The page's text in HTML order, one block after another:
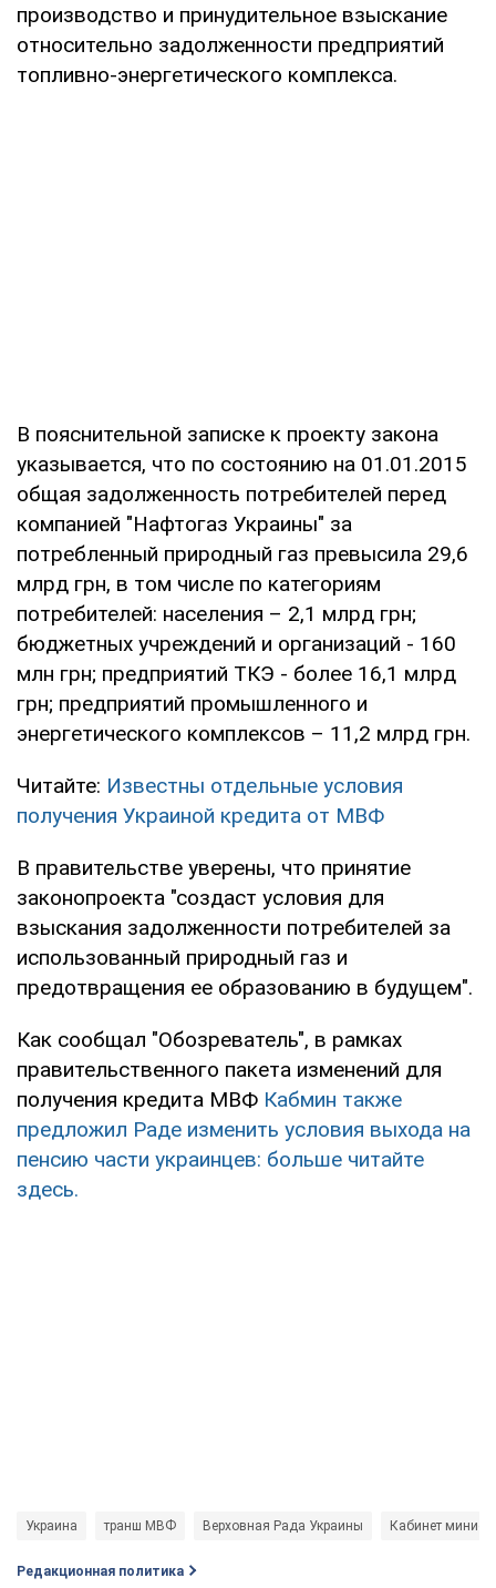
производство и принудительное взыскание
относительно задолженности предприятий
топливно-энергетического комплекса.
В пояснительной записке к проекту закона
указывается, что по состоянию на 01.01.2015
общая задолженность потребителей перед
компанией "Нафтогаз Украины" за
потребленный природный газ превысила 29,6
млрд грн, в том числе по категориям
потребителей: населения – 2,1 млрд грн;
бюджетных учреждений и организаций - 160
млн грн; предприятий ТКЭ - более 16,1 млрд
грн; предприятий промышленного и
энергетического комплексов – 11,2 млрд грн.
Читайте: Известны отдельные условия
получения Украиной кредита от МВФ
В правительстве уверены, что принятие
законопроекта "создаст условия для
взыскания задолженности потребителей за
использованный природный газ и
предотвращения ее образованию в будущем".
Как сообщал "Обозреватель", в рамках
правительственного пакета изменений для
получения кредита МВФ Кабмин также
предложил Раде изменить условия выхода на
пенсию части украинцев: больше читайте
здесь.
Украина транш МВФ Верховная Рада Украины Кабинет
Редакционная политика